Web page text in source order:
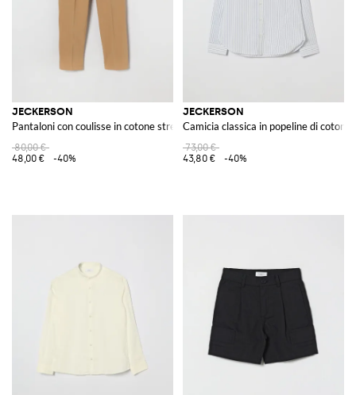
JECKERSON
Pantaloni con coulisse in cotone stretch
80,00 €
48,00 €
-40%
JECKERSON
Camicia classica in popeline di cotone
73,00 €
43,80 €
-40%